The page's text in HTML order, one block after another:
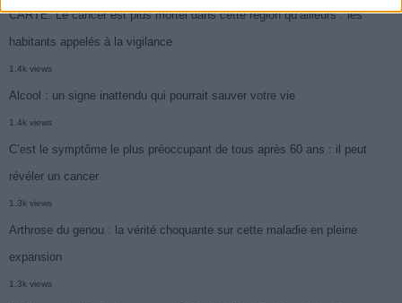
CARTE. Le cancer est plus mortel dans cette région qu’ailleurs : les
habitants appelés à la vigilance
1.4k views
Alcool : un signe inattendu qui pourrait sauver votre vie
1.4k views
C’est le symptôme le plus préoccupant de tous après 60 ans : il peut
révéler un cancer
1.3k views
Arthrose du genou : la vérité choquante sur cette maladie en pleine
expansion
1.3k views